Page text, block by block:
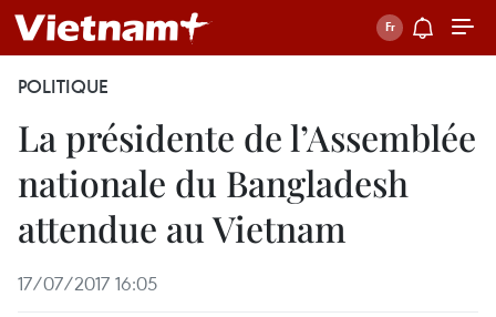
POLITIQUE
La présidente de l’Assemblée
nationale du Bangladesh
attendue au Vietnam
17/07/2017 16:05